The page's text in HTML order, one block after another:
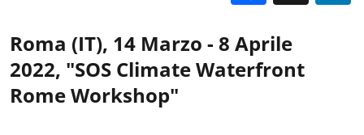
Roma (IT), 14 Marzo - 8 Aprile
2022, "SOS Climate Waterfront
RomeWorkshop"